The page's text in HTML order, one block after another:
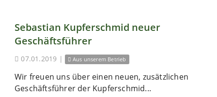
Sebastian Kupferschmid neuer
Geschäftsführer
07.01.2019 | Aus unserem Betrieb
Wir freuen uns über einen neuen, zusätzlichen
Geschäftsführer der Kupferschmid...